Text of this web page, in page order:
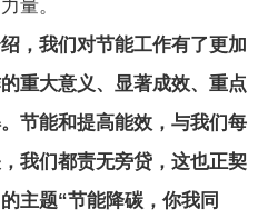
量。
，我们对节能工作有了更加
重大意义、显著成效、重点
节能和提高能效，与我们每
我们都责无旁贷，这也正契
主题“节能降碳，你我同